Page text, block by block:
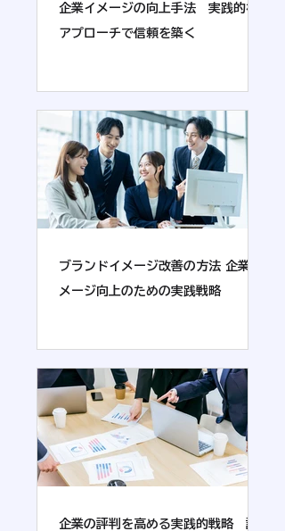
企業イメージの向上手法 実践的な
アプローチで信頼を築く
ブランドイメージ改善の方法 企業イ
メージ向上のための実践戦略
企業の評判を高める実践的戦略 評